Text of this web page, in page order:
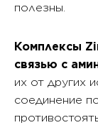
полезны.
Комплексы
связью с
их от других
соединение